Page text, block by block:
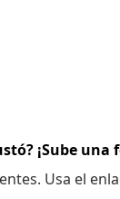
¡Sube una
Usa el